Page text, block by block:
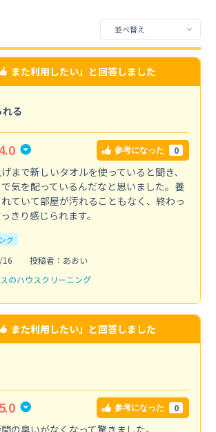
また利用したい」と回答しました
る
参考になった 0
まで新しいタオルを使っていると聞き、
気を配っているんだなと思いました。養
ていて部屋が汚れることもなく、終わっ
きり感じられます。
グ
16
投稿者：あおい
のハウスクリーニング
また利用したい」と回答しました
5.0 参考になった 0
の臭いがなくなって驚きました。